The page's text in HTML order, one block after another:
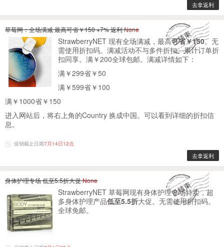
去拿返利
草莓网：全场满减 最高可省￥150 +7% 返利None
StrawberryNET 现有全场满减，最高可省￥150。无
需使用折扣码。满减活动不与多件折扣、累计订单折
扣同享。满￥200全球包邮。满减详情如下：
满￥299省￥50
满￥599省￥100
满￥1000省￥150
进入网站后，将右上角的Country 换成中国。可以看到详细的折扣信
息。
促销截止日期7月14日12点
去拿返利
身体护理专场 低至5.5折大促None
StrawberryNET 草莓网现有身体护理专场特卖，超
多身体护理产品低至5.5折大促。无需使用折扣码。
全球免邮。